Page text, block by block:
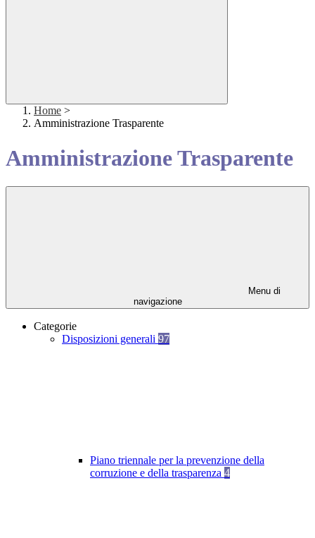
Home >
Amministrazione Trasparente
Amministrazione Trasparente
Menu di
navigazione
Categorie
Disposizioni generali 97
Piano triennale per la prevenzione della
corruzione e della trasparenza 4